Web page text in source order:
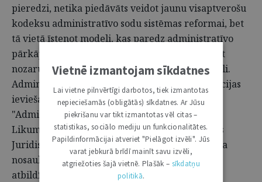
pieredzi, netika piedāvāts veidot jaunu visaptverošu
kodeksu administratīvo sodu sistēmas reformai, bet
tā vietā īstenot modeli, kas paredz administratīvo
pārkāpumu sastāvu aprakstošās normas ietvert
nozaru likumos jeb nozares kodifikācijas modeli.
Administratīvo sodu sistēmas attīstības koncepcijas
ieviešanai tika izstrādāts likumprojekts
"Administratīvo pārkāpumu procesa likums".
Likumprojekta izskatīšanas gaitā tika atbalstīts
Juridiskās komisijas priekšlikums izteikt likuma
nosaukumu šādā redakcijā: "Administratīvās
atbildības likums".
Vietnē izmantojam sīkdatnes
Lai vietne pilnvērtīgi darbotos, tiek izmantotas
nepieciešamās (obligātās) sīkdatnes. Ar Jūsu
piekrišanu var tikt izmantotas vēl citas –
statistikas, sociālo mediju un funkcionalitātes.
Papildinformācijai atveriet "Pielāgot izvēli". Jūs
varat jebkurā brīdī mainīt savu izvēli,
atgriežoties šajā vietnē. Plašāk – sīkdatņu
politikā.